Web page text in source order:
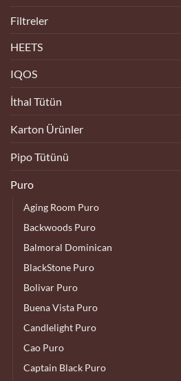
Filtreler
HEETS
IQOS
İthal Tütün
Karton Ürünler
Pipo Tütünü
Puro
Aging Room Puro
Backwoods Puro
Balmoral Dominican
BlackStone Puro
Bolivar Puro
Buena Vista Puro
Candlelight Puro
Cao Puro
Captain Black Puro